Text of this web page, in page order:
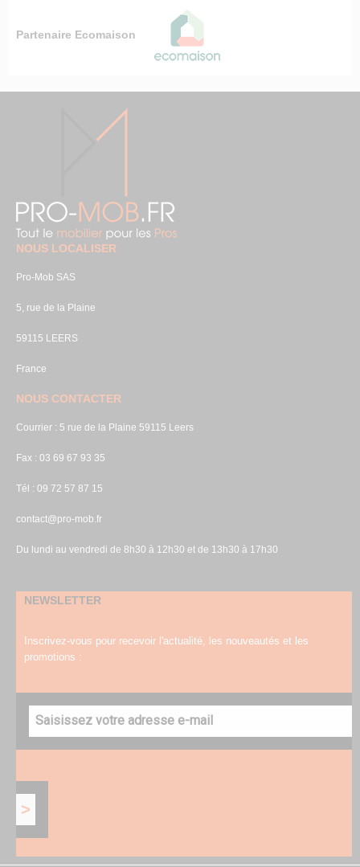
Partenaire Ecomaison
NOUS LOCALISER
Pro-Mob SAS
5, rue de la Plaine
59115 LEERS
France
NOUS CONTACTER
Courrier : 5 rue de la Plaine 59115 Leers
Fax : 03 69 67 93 35
Tél : 09 72 57 87 15
contact@pro-mob.fr
Du lundi au vendredi de 8h30 à 12h30 et de 13h30 à 17h30
NEWSLETTER
Inscrivez-vous pour recevoir l'actualité, les nouveautés et les
promotions :